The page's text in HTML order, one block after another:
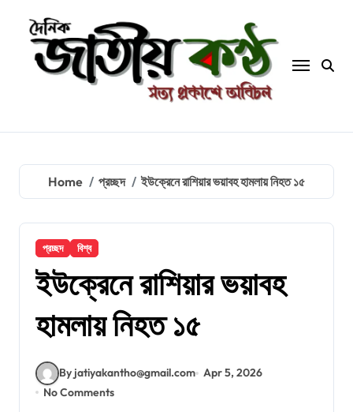
content
Home প্রচ্ছদ ইউক্রেনে রাশিয়ার ভয়াবহ হামলায় নিহত ১৫
প্রচ্ছদ বিশ্ব
ইউক্রেনে রাশিয়ার ভয়াবহ
হামলায় নিহত ১৫
By jatiyakantho@gmail.com Apr 5, 2026
No Comments